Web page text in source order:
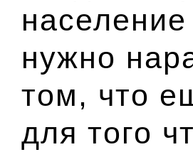
нужно
том, что
для того